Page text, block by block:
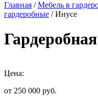
Главная /Мебель в
гардеробные / Инусе
Цена:
от 250 000 руб.